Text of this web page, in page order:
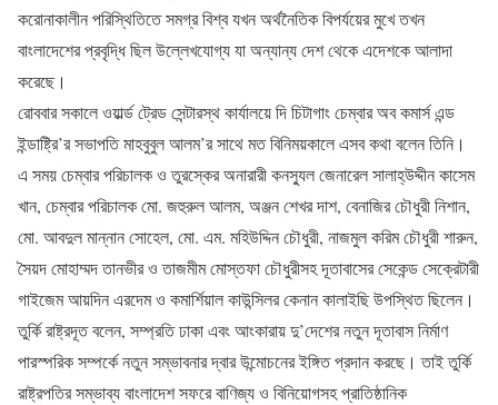
করোনাকালীন পরিস্থিতিতে সমগ্র বিশ্ব যখন অর্থনৈতিক বিপর্যয়ের মুখে তখন
বাংলাদেশের প্রবৃদ্ধি ছিল উল্লেখযোগ্য যা অন্যান্য দেশ থেকে এদেশকে আলাদা
করেছে।
রোববার সকালে ওয়ার্ল্ড ট্রেড সেন্টারস্থ কার্যালয়ে দি চিটাগাং চেম্বার অব কমার্স এন্ড
ইন্ডাষ্ট্রি’র সভাপতি মাহবুবুল আলম’র সাথে মত বিনিময়কালে এসব কথা বলেন তিনি।
এ সময় চেম্বার পরিচালক ও তুরস্কের অনারারী কনস্যুল জেনারেল সালাহ্উদ্দীন কাসেম
খান, চেম্বার পরিচালক মো. জহুরুল আলম, অঞ্জন শেখর দাশ, বেনাজির চৌধুরী নিশান,
মো. আবদুল মান্নান সোহেল, মো. এম. মহিউদ্দিন চৌধুরী, নাজমুল করিম চৌধুরী শারুন,
সৈয়দ মোহাম্মদ তানভীর ও তাজমীম মোস্তফা চৌধুরীসহ দূতাবাসের সেকেন্ড সেক্রেটারী
গাইজেম আয়দিন এরদেম ও কমার্শিয়াল কাউন্সিলর কেনান কালাইছি উপস্থিত ছিলেন।
তুর্কি রাষ্ট্রদূত বলেন, সম্প্রতি ঢাকা এবং আংকারায় দু’দেশের নতুন দূতাবাস নির্মাণ
পারস্পরিক সম্পর্কে নতুন সম্ভাবনার দ্বার উন্মোচনের ইঙ্গিত প্রদান করছে। তাই তুর্কি
রাষ্ট্রপতির সম্ভাব্য বাংলাদেশ সফরে বাণিজ্য ও বিনিয়োগসহ প্রাতিষ্ঠানিক